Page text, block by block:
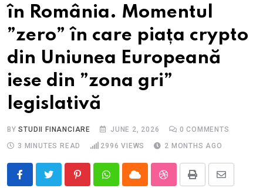
în România. Momentul
”zero” în care piața crypto
din Uniunea Europeană
iese din ”zona gri”
legislativă
BYSTUDII FINANCIARE JUNE 2, 2026 0 COMMENTS
3 MINUTES READ
2996 VIEWS 2 MONTHS AGO
PinterestWhatsappCloud StumbleUpon
Print
Share